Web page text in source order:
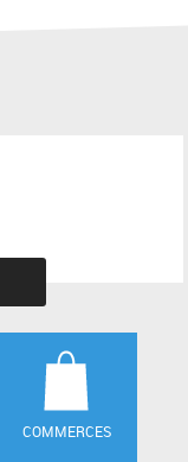
COMMERCES